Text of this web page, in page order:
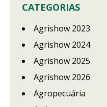
CATEGORIAS
Agrishow 2023
Agrishow 2024
Agrishow 2025
Agrishow 2026
Agropecuária